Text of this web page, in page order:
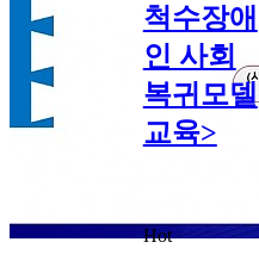
척수장애
인 사회
복귀모델
교육>
Hot